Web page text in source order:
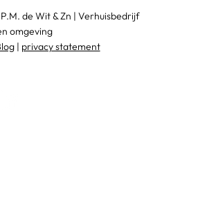
P.M. de Wit & Zn | Verhuisbedrijf
omgeving
| privacy statement